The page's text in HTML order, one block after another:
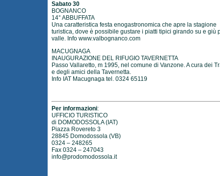
Sabato 30
BOGNANCO
14° ABBUFFATA
Una caratteristica festa enogastronomica che apre la stagione
turistica, dove è possibile gustare i piatti tipici girando su e giù
valle. Info www.valbognanco.com
MACUGNAGA
INAUGURAZIONE DEL RIFUGIO TAVERNETTA
Passo Vallaretto, m 1995, nel comune di Vanzone. A cura dei
e degli amici della Tavernetta.
Info IAT Macugnaga tel. 0324 65119
Per informazioni:
UFFICIO TURISTICO
di DOMODOSSOLA (IAT)
Piazza Rovereto 3
28845 Domodossola (VB)
0324 – 248265
Fax 0324 – 247043
info@prodomodossola.it